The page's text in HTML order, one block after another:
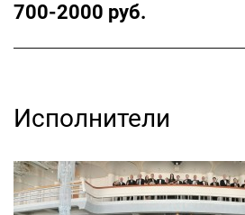
700-2000 руб.
Исполнители